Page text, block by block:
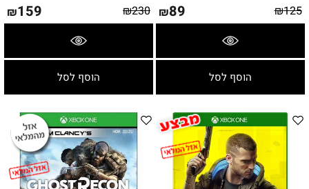
₪125
₪89
הוסף לסל
₪230
₪159
הוסף לסל